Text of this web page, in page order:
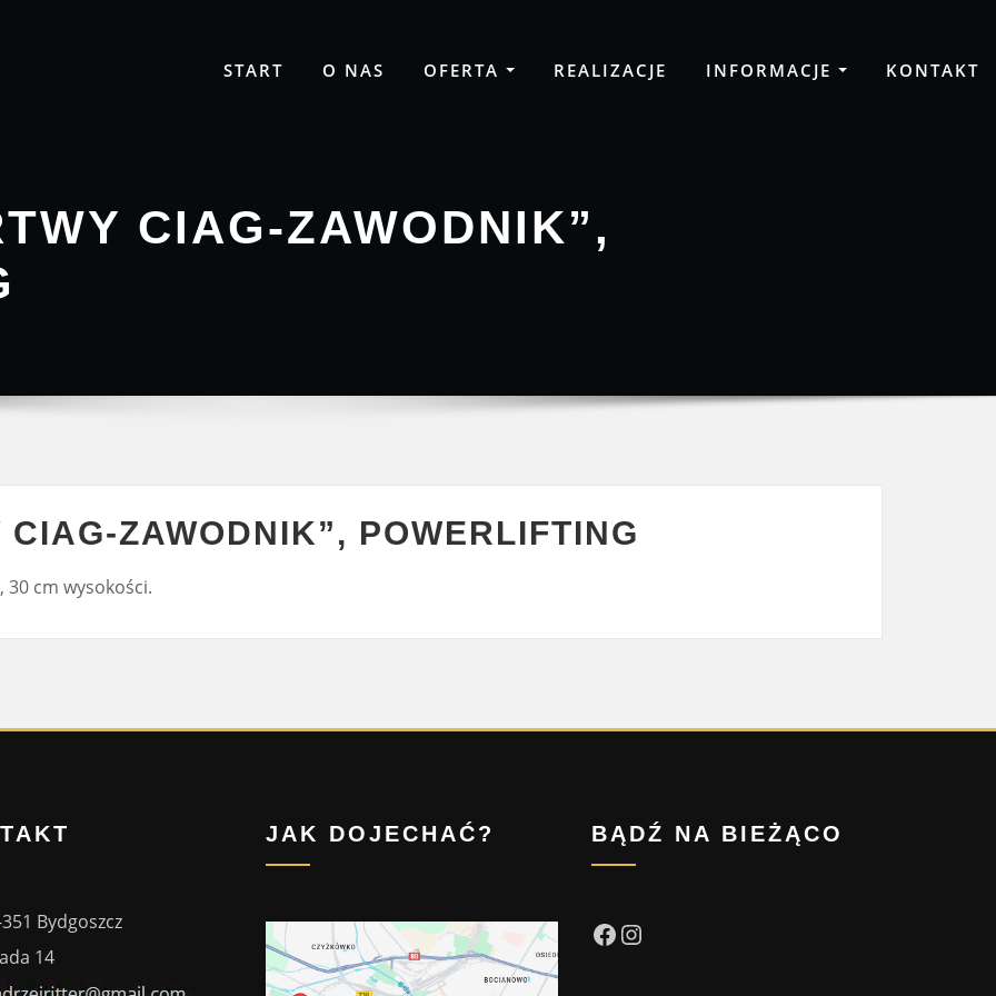
START O NAS OFERTA REALIZACJE INFORMACJE KONTAKT
CIAG-ZAWODNIK”,
ZAWODNIK”, POWERLIFTING
30 cm wysokości.
Bydgoszcz
14
JAK DOJECHAĆ? BĄDŹ NA BIEŻĄCO
Facebook
Instagram